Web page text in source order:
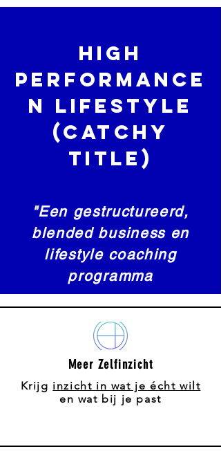
hIGH
pERFORMANCE
N lIFESTYLE
(CATCHY
TITLE)
"Een gestructureerd,
blended business en
lifestyle coaching
programma
Meer Zelfinzicht
Krijg inzicht in wat je écht wilt
en wat bij je past